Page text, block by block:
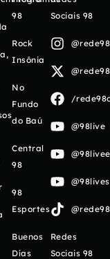
98
Rock
Insônia
No
Fundo
do Baú
Central
98
98
Esportes
Buenos
Días
Sociais 98
/
@98live
Redes
Sociais 98